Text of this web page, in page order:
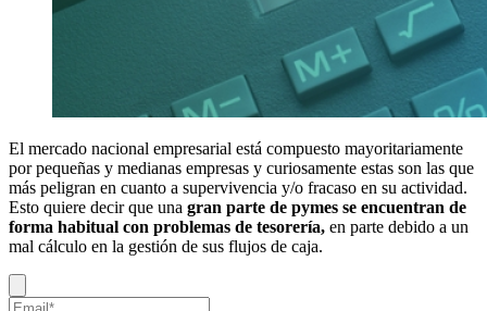
El mercado nacional empresarial está compuesto mayoritariamente
por pequeñas y medianas empresas y curiosamente estas son las que
más peligran en cuanto a supervivencia y/o fracaso en su actividad.
Esto quiere decir que una gran parte de pymes se encuentran de
forma habitual con problemas de tesorería, en parte debido a un
mal cálculo en la gestión de sus flujos de caja.